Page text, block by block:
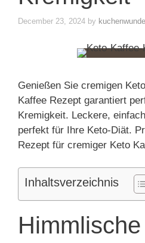
December 23, 2024 by
Genießen Sie cremigen
Kaffee Rezept garantiert
Kremigkeit. Leckere,
perfekt für Ihre Keto-Diät.
Rezept für cremiger Keto
Inhaltsverzeichnis